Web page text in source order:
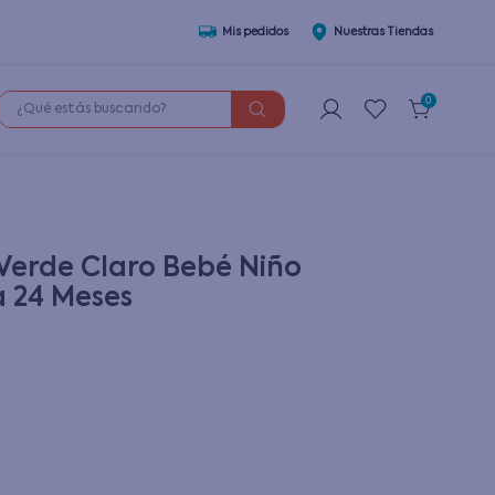
Mis pedidos Nuestras Tiendas
estás buscando? 0
Claro Bebé Niño
Meses